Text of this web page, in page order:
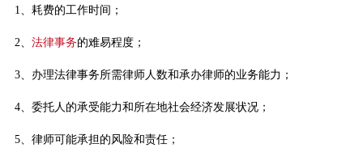
1、耗费的工作时间；
2、 法律事务的难易程度；
3、办理法律事务所需律师人数和承办律师的业务能力；
4、委托人的承受能力和所在地社会经济发展状况；
5、律师可能承担的风险和责任；